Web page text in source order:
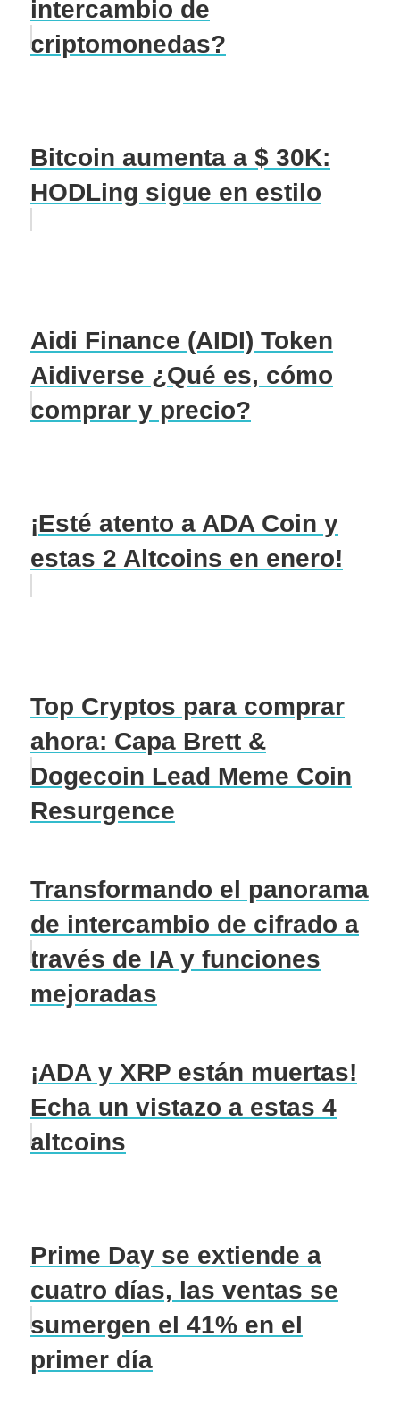
intercambio de
criptomonedas?
Bitcoin aumenta a $ 30K:
HODLing sigue en estilo
Aidi Finance (AIDI) Token
Aidiverse ¿Qué es, cómo
comprar y precio?
¡Esté atento a ADA Coin y
estas 2 Altcoins en enero!
Top Cryptos para comprar
ahora: Capa Brett &
Dogecoin Lead Meme Coin
Resurgence
Transformando el panorama
de intercambio de cifrado a
través de IA y funciones
mejoradas
¡ADA y XRP están muertas!
Echa un vistazo a estas 4
altcoins
Prime Day se extiende a
cuatro días, las ventas se
sumergen el 41% en el
primer día